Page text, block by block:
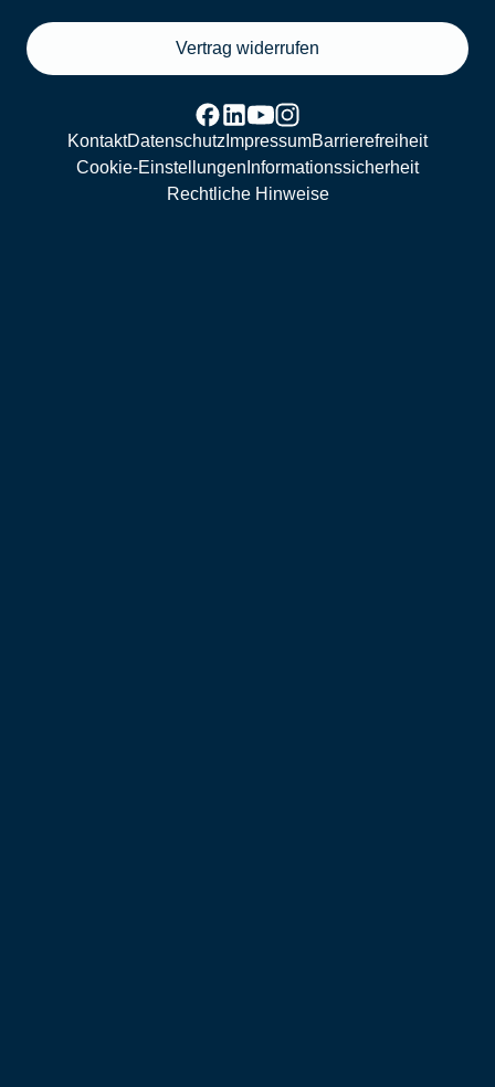
Vertrag widerrufen
KontaktDatenschutz ImpressumBarrierefreiheit
Cookie-Einstellungen Informationssicherheit
Rechtliche Hinweise